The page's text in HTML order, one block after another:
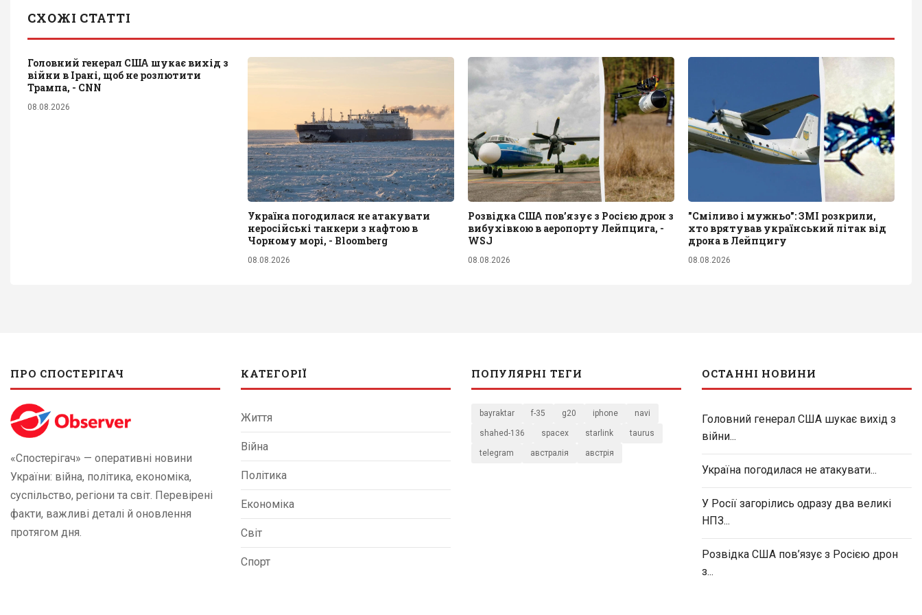
СХОЖІ СТАТТІ
Головний генерал США шукає вихід з
війни в Ірані, щоб не розлютити
Трампа, - CNN
08.08.2026
Україна погодилася не атакувати
неросійські танкери з нафтою в
Чорному морі, - Bloomberg
08.08.2026
Розвідка США пов’язує з Росією дрон з
вибухівкою в аеропорту Лейпцига, -
WSJ
08.08.2026
"Сміливо і мужньо": ЗМІ розкрили,
хто врятував український літак від
дрона в Лейпцигу
08.08.2026
ПРО СПОСТЕРІГАЧ
«Спостерігач» — оперативні новини
України: війна, політика, економіка,
суспільство, регіони та світ. Перевірені
факти, важливі деталі й оновлення
протягом дня.
КАТЕГОРІЇ
Життя
Війна
Політика
Економіка
Світ
Спорт
ПОПУЛЯРНІ ТЕГИ
bayraktar f-35 g20 iphone navi
shahed-136 spacex starlink taurus
telegram австралія австрія
ОСТАННІ НОВИНИ
Головний генерал США шукає вихід з
війни...
Україна погодилася не атакувати...
У Росії загорілись одразу два великі
НПЗ...
Розвідка США пов’язує з Росією дрон
з...